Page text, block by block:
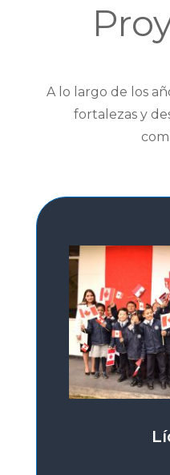
A lo largo de los
fortalezas y